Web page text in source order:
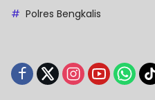
Polres Bengkalis